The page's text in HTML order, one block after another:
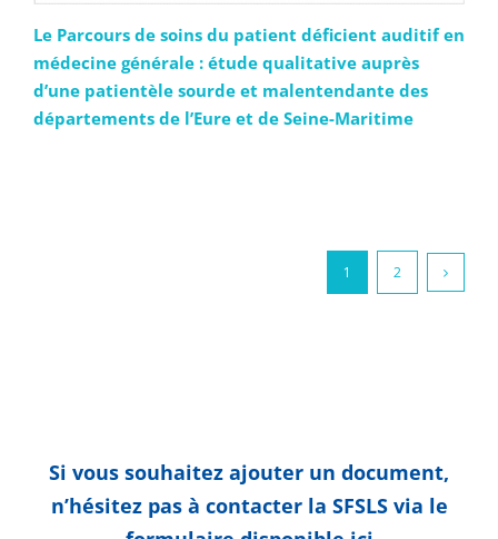
Le Parcours de soins du patient déficient auditif en
médecine générale : étude qualitative auprès
d’une patientèle sourde et malentendante des
départements de l’Eure et de Seine-Maritime
1 2
Si vous souhaitez ajouter un document,
n’hésitez pas à contacter la SFSLS via le